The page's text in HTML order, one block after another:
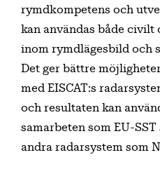
rymdkompetens och
kan användas både
inom rymdlägesbild och
Det ger bättre
med EISCAT:s
och resultaten kan
samarbeten som EU-
andra radarsystem som